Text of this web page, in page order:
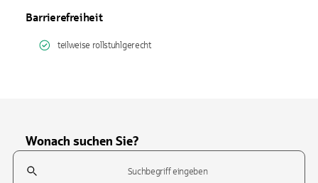
Barrierefreiheit
teilweise rollstuhlgerecht
Wonach suchen Sie?
Suchfeld